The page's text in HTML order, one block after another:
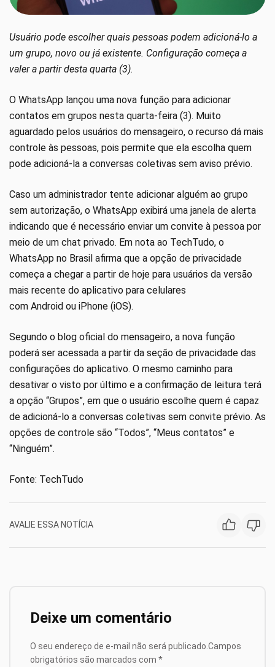
Usuário pode escolher quais pessoas podem adicioná-lo a
um grupo, novo ou já existente. Configuração começa a
valer a partir desta quarta (3).
O WhatsApp lançou uma nova função para adicionar
contatos em grupos nesta quarta-feira (3). Muito
aguardado pelos usuários do mensageiro, o recurso dá mais
controle às pessoas, pois permite que ela escolha quem
pode adicioná-la a conversas coletivas sem aviso prévio.
Caso um administrador tente adicionar alguém ao grupo
sem autorização, o WhatsApp exibirá uma janela de alerta
indicando que é necessário enviar um convite à pessoa por
meio de um chat privado. Em nota ao TechTudo, o
WhatsApp no Brasil afirma que a opção de privacidade
começa a chegar a partir de hoje para usuários da versão
mais recente do aplicativo para celulares
com Android ou iPhone (iOS).
Segundo o blog oficial do mensageiro, a nova função
poderá ser acessada a partir da seção de privacidade das
configurações do aplicativo. O mesmo caminho para
desativar o visto por último e a confirmação de leitura terá
a opção “Grupos”, em que o usuário escolhe quem é capaz
de adicioná-lo a conversas coletivas sem convite prévio. As
opções de controle são “Todos”, “Meus contatos” e
“Ninguém”.
Fonte: TechTudo
AVALIE ESSA NOTÍCIA
Deixe um comentário
O seu endereço de e-mail não será publicado. Campos
obrigatórios são marcados com *